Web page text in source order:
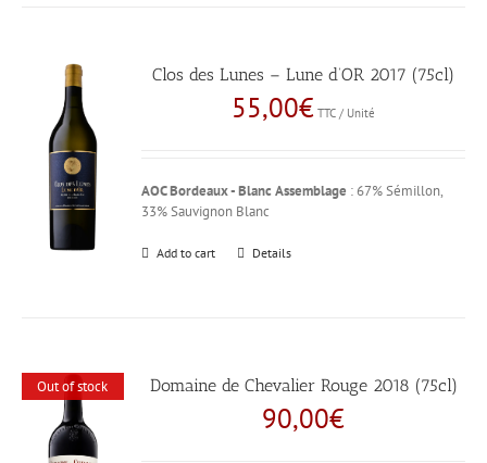
Clos des Lunes – Lune d’OR 2017 (75cl)
55,00€ TTC / Unité
AOC Bordeaux - Blanc Assemblage : 67% Sémillon,
33% Sauvignon Blanc
Add to cart Details
Out of stock Domaine de Chevalier Rouge 2018 (75cl)
90,00€